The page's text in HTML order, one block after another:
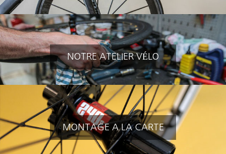
NOTRE ATELIER VÉLO
MONTAGE A LA CARTE